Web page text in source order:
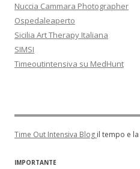
Nuccia Cammara Photographer
Ospedaleaperto
Sicilia Art Therapy Italiana
SIMSI
Timeoutintensiva su MedHunt
Time Out Intensiva Blog il tempo e
IMPORTANTE